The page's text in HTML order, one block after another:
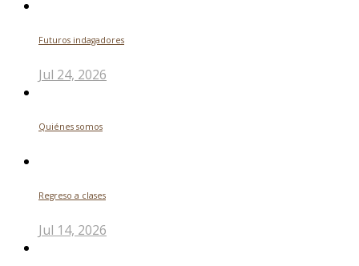
Futuros indagadores
Jul 24, 2026
Quiénes somos
Regreso a clases
Jul 14, 2026